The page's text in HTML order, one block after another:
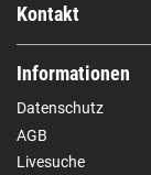
Kontakt
Informationen
Datenschutz
AGB
Livesuche